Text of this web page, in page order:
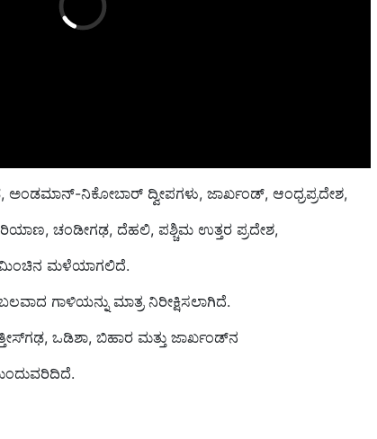
ಅಂಡಮಾನ್-ನಿಕೋಬಾರ್ ದ್ವೀಪಗಳು, ಜಾರ್ಖಂಡ್, ಆಂಧ್ರಪ್ರದೇಶ,
ಚಂಡೀಗಢ, ದೆಹಲಿ, ಪಶ್ಚಿಮ ಉತ್ತರ ಪ್ರದೇಶ,
ಮಿಂಚಿನ ಮಳೆಯಾಗಲಿದೆ.
ಗಾಳಿಯನ್ನು ಮಾತ್ರ ನಿರೀಕ್ಷಿಸಲಾಗಿದೆ.
ಒಡಿಶಾ, ಬಿಹಾರ ಮತ್ತು ಜಾರ್ಖಂಡ್‌ನ